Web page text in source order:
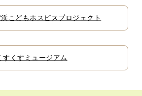
こどもホスピスプロジェクト
すくすミュージアム